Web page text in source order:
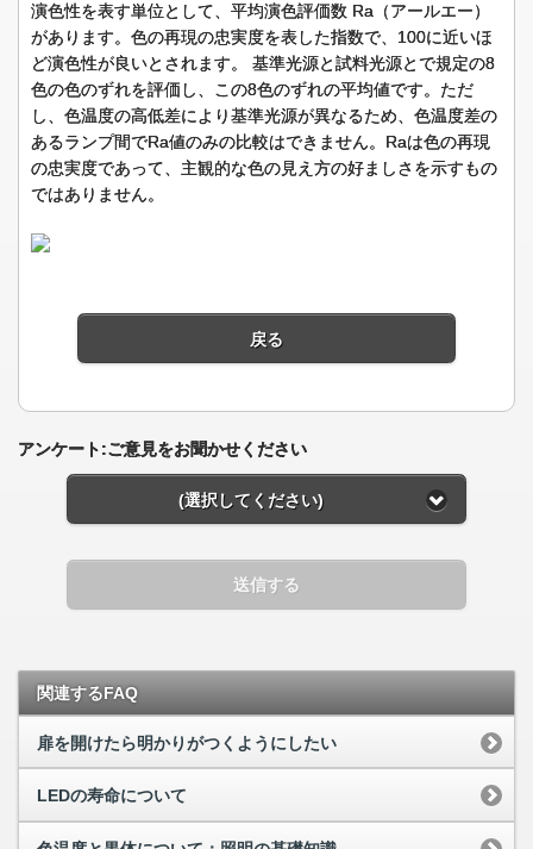
演色性を表す単位として、平均演色評価数 Ra（アールエー）
があります。色の再現の忠実度を表した指数で、100に近いほ
ど演色性が良いとされます。 基準光源と試料光源とで規定の8
色の色のずれを評価し、この8色のずれの平均値です。ただ
し、色温度の高低差により基準光源が異なるため、色温度差の
あるランプ間でRa値のみの比較はできません。Raは色の再現
の忠実度であって、主観的な色の見え方の好ましさを示すもの
ではありません。
戻る
アンケート:ご意見をお聞かせください
(選択してください)
送信する
関連するFAQ
扉を開けたら明かりがつくようにしたい
LEDの寿命について